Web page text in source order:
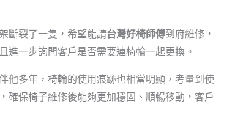
斷裂了一隻，希望能請台灣好椅師傅到府維修，
進一步詢問客戶是否需要連椅輪一起更換。
他多年，椅輪的使用痕跡也相當明顯，考量到使
確保椅子維修後能夠更加穩固、順暢移動，客戶